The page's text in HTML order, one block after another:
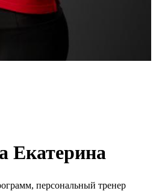
Екатерина
персональный тренер